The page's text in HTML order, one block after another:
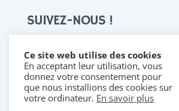
SUIVEZ-NOUS !

Ce site web utilise des cookies
En acceptant leur utilisation, vous
donnez votre consentement pour
que nous installions des cookies sur
votre ordinateur. En savoir plus